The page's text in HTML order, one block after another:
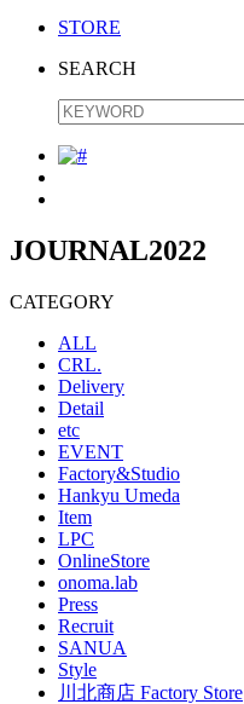
STORE
SEARCH
JOURNAL2022
CATEGORY
ALL
CRL.
Delivery
Detail
etc
EVENT
Factory&Studio
Hankyu Umeda
Item
LPC
OnlineStore
onoma.lab
Press
Recruit
SANUA
Style
川北商店 Factory Store